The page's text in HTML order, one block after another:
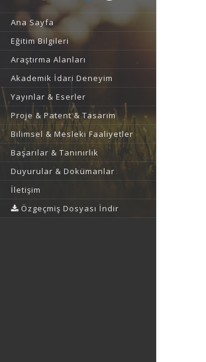
Ana Sayfa
Eğitim Bilgileri
Araştırma Alanları
Akademik İdari Deneyim
Yayınlar & Eserler
Proje & Patent & Tasarım
Bilimsel & Mesleki Faaliyetler
Başarılar & Tanınırlık
Duyurular & Dokümanlar
İletişim
Özgeçmiş Dosyası İndir